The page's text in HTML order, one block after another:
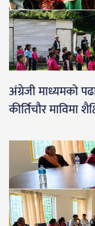
अंग्रेजी माध्यमको
कीर्तिचौर